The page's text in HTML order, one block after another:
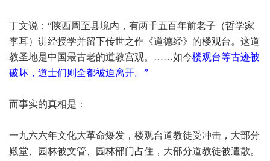
丁文说：“陕西周至县境内，有两千五百年前老子（哲学家
李耳）讲经授学并留下传世之作《道德经》的楼观台。这道
教圣地是中国最古老的道教宫观。……如今楼观台等古迹被
破坏，道士们则全都被迫离开。”
而事实的真相是：
一九六六年文化大革命爆发，楼观台道教徒受冲击，大部分
殿堂、园林被文管、园林部门占住，大部分道教徒被遣散。